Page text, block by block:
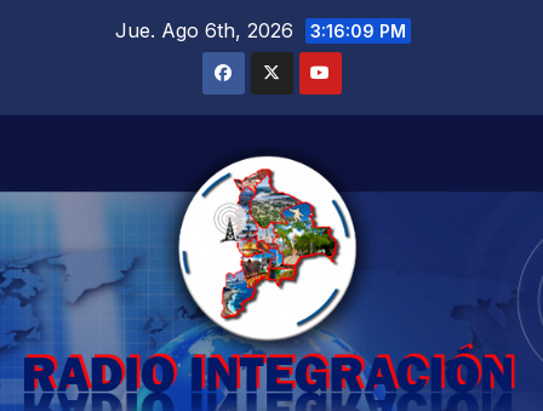
Jue. Ago 6th, 2026 3:16:11 PM